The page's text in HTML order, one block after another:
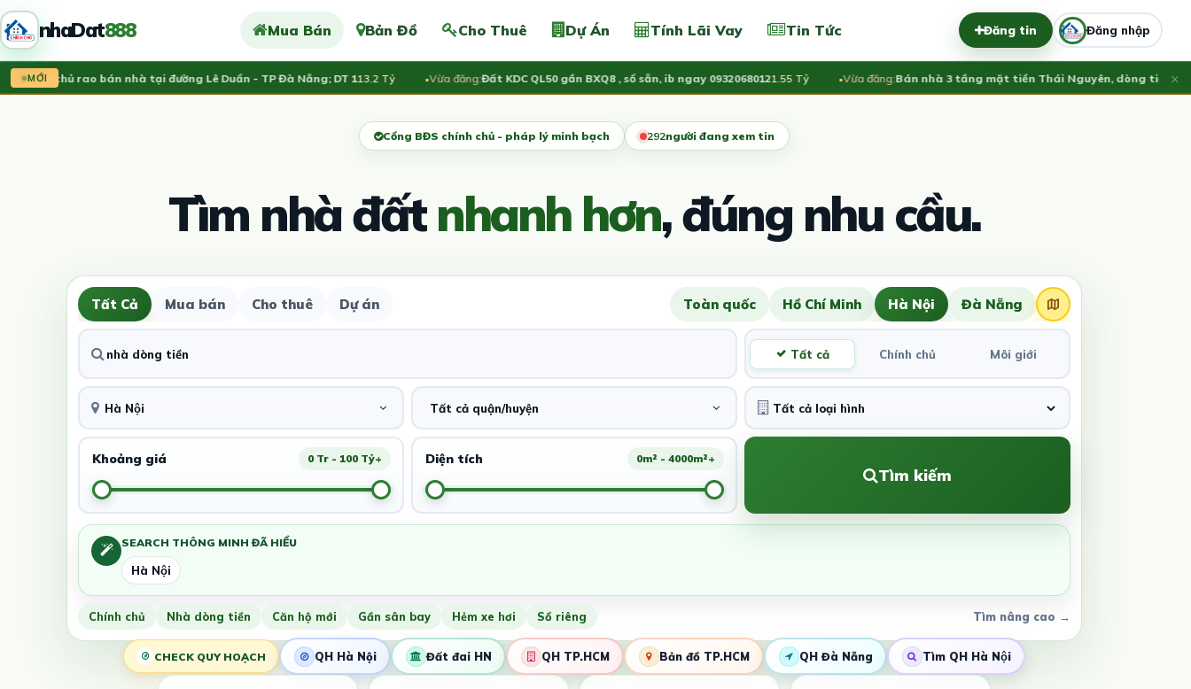
nhaDat888 Mua Bán Bản Đồ Cho Thuê Dự Án Tính Lãi Vay Tin Tức Đăng tin Đăng nhập
MỚI
chủ rao bán nhà tại đường Lê Duẩn - TP Đà Nẵng; DT 113.2 Tỷ Vừa đăng:Đất KDC QL50 gần BXQ8 , sổ sẵn, ib ngay 09320680121.55 Tỷ Vừa đăng:Bán nhà 3 tầng mặt tiền Thái Nguyên, dòng tiền ổn định
×
Cổng BĐS chính chủ - pháp lý minh bạch 290người đang xem tin
Tìm nhà đấtnhanh hơn, đúng nhu cầu.
Tất Cả Mua bán Cho thuê Dự án Toàn quốc Hồ Chí Minh Hà Nội Đà Nẵng
Tất cả Chính chủ Môi giới
Hà Nội Tất cả quận/huyện
Khoảng giá 0 Tr - 100 Tỷ+ Diện tích 0m² - 4000m²+
Tìm kiếm
SEARCH THÔNG MINH ĐÃ HIỂU
Hà Nội
Chính chủ Nhà dòng tiền Căn hộ mới Gần sân bay Hẻm xe hơi Sổ riêng Tìm nâng cao →
CHECK QUY HOẠCH QH Hà Nội Đất đai HN QH TP.HCM Bản đồ TP.HCM QH Đà Nẵng Tìm QH Hà Nội